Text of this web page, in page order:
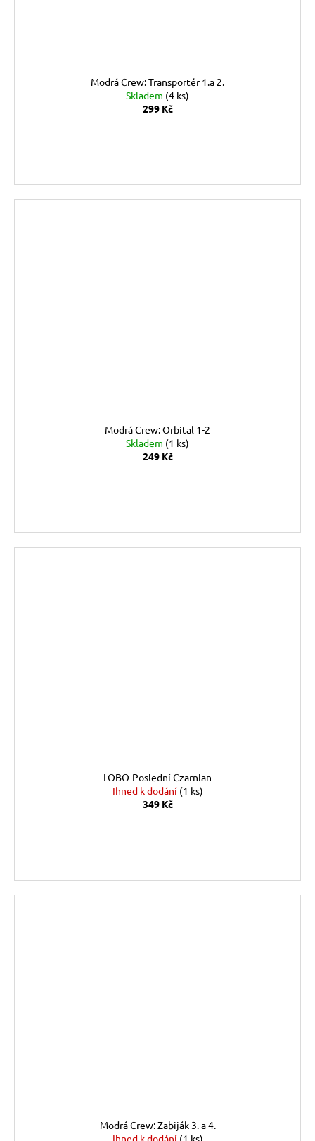
Modrá Crew: Transportér 1.a 2.
Skladem (4 ks)
299 Kč
Modrá Crew: Orbital 1-2
Skladem (1 ks)
249 Kč
LOBO-Poslední Czarnian
Ihned k dodání (1 ks)
349 Kč
Modrá Crew: Zabiják 3. a 4.
Ihned k dodání (1 ks)